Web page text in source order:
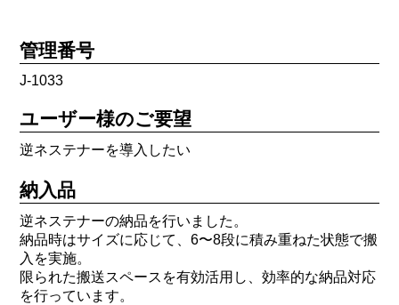
管理番号
J-1033
ユーザー様のご要望
逆ネステナーを導入したい
納入品
逆ネステナーの納品を行いました。
納品時はサイズに応じて、6〜8段に積み重ねた状態で搬
入を実施。
限られた搬送スペースを有効活用し、効率的な納品対応
を行っています。